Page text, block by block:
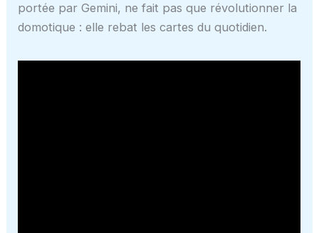
portée par Gemini, ne fait pas que révolutionner la
domotique : elle rebat les cartes du quotidien.